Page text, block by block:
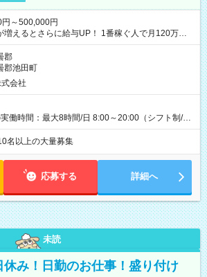
～500,000円
えるとさらに給与UP！ 1番稼ぐ人で月120万ほ
週5日稼働 月
働 ＜モデルイメージ＞ ■月収50万
江東区在住)※元建築関係 1日150個配達×25日勤務
郡
郡池田町
会社
働時間：最大8時間/日 8:00～20:00（シフト制/実
5日勤務（場所次第では週4も有り） ※配達状況
外での勤務可能性有り ※案件により多少の前後あ
名以上の大量募集
応募する 詳細へ
未読
み！日勤のお仕事！盛り付け